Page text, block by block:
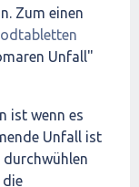
Zum einen
Unfall"
ist wenn es
Unfall ist
die